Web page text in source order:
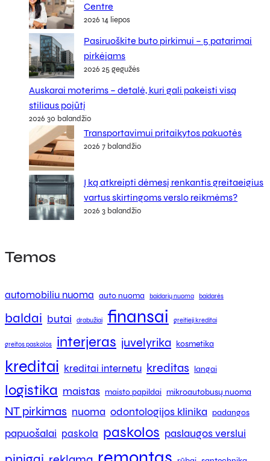
Centre
2026 14 liepos
Pasiruoškite buto pirkimui – 5 patarimai
pirkėjams
2026 25 gegužės
Auskarai moterims – detalė, kuri gali pakeisti visą
stiliaus pojūtį
2026 30 balandžio
Transportavimui pritaikytos pakuotės
2026 7 balandžio
Į ką atkreipti dėmesį renkantis greitaeigius
vartus skirtingoms verslo reikmėms?
2026 3 balandžio
Temos
automobiliu nuoma auto nuoma baidarių nuoma baidarės
baldai butai drabužiai finansai greitieji kreditai
greitos paskolos interjeras juvelyrika kosmetika
kreditai kreditai internetu kreditas langai
logistika maistas maisto papildai mikroautobusų nuoma
NT pirkimas nuoma odontologijos klinika padangos
papuošalai paskola paskolos paslaugos verslui